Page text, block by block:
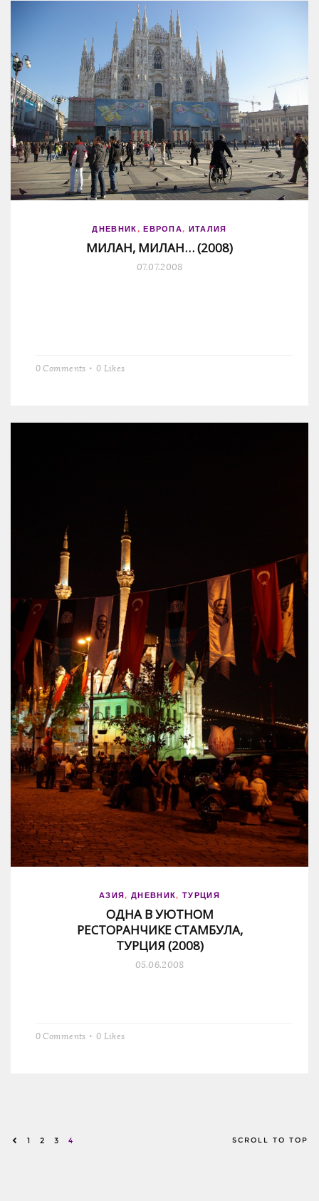
ДНЕВНИК,ЕВРОПА, ИТАЛИЯ
МИЛАН, МИЛАН… (2008)
07.07.2008
0 Comments 0 Likes
АЗИЯ,ДНЕВНИК, ТУРЦИЯ
ОДНА В УЮТНОМ
РЕСТОРАНЧИКЕ СТАМБУЛА,
ТУРЦИЯ (2008)
05.06.2008
0 Comments 0 Likes
SCROLL TO TOP
1 2 3 4